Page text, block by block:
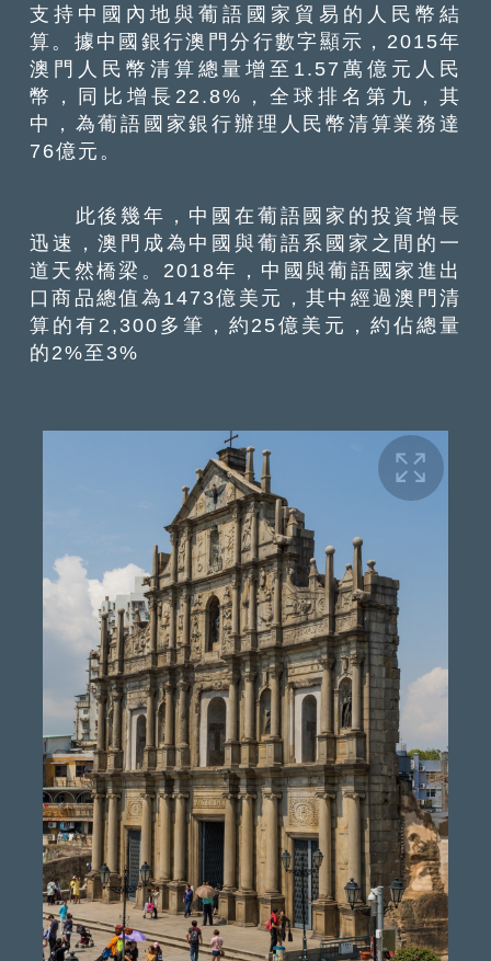
支持中國內地與葡語國家貿易的人民幣結
算。據中國銀行澳門分行數字顯示，2015年
澳門人民幣清算總量增至1.57萬億元人民
幣，同比增長22.8%，全球排名第九，其
中，為葡語國家銀行辦理人民幣清算業務達
76億元。
此後幾年，中國在葡語國家的投資增長
迅速，澳門成為中國與葡語系國家之間的一
道天然橋梁。2018年，中國與葡語國家進出
口商品總值為1473億美元，其中經過澳門清
算的有2,300多筆，約25億美元，約佔總量
的2%至3%